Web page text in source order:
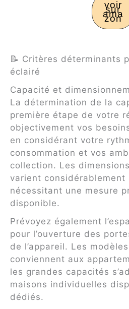
voir
sur
ama
zon
📝 Critères déterminants
éclairé
Capacité et
La détermination de la
première étape de votre
objectivement vos
en considérant votre
consommation et vos
collection. Les
varient considérablement
nécessitant une mesure
disponible.
Prévoyez également
pour l’ouverture des
de l’appareil. Les
conviennent aux
les grandes capacités
maisons individuelles
dédiés.